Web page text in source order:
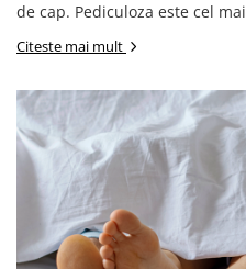
de cap. Pediculoza este cel
Citeste mai mult